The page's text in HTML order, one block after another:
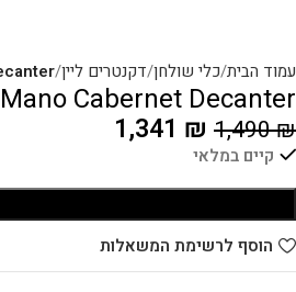
עמוד הבית כלי שולחן דקנטרים ליין
Cabernet Decanter
1,490₪
1,341 ₪
קיים במלאי
הוסף לרשימת המשאלות